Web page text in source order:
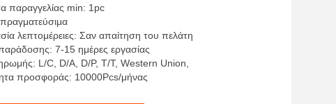
παραγγελίας min: 1pc
λεπτομέρειες: Σαν απαίτηση του πελάτη
7-15 ημέρες εργασίας
L/C, D/A, D/P, T/T, Western Union,
προσφοράς: 10000Pcs/μήνας